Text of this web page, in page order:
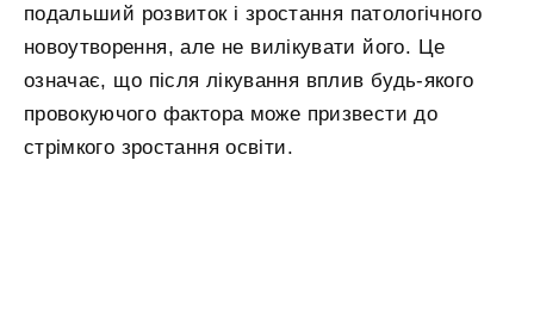
подальший розвиток і зростання патологічного
новоутворення, але не вилікувати його. Це
означає, що після лікування вплив будь-якого
провокуючого фактора може призвести до
стрімкого зростання освіти.